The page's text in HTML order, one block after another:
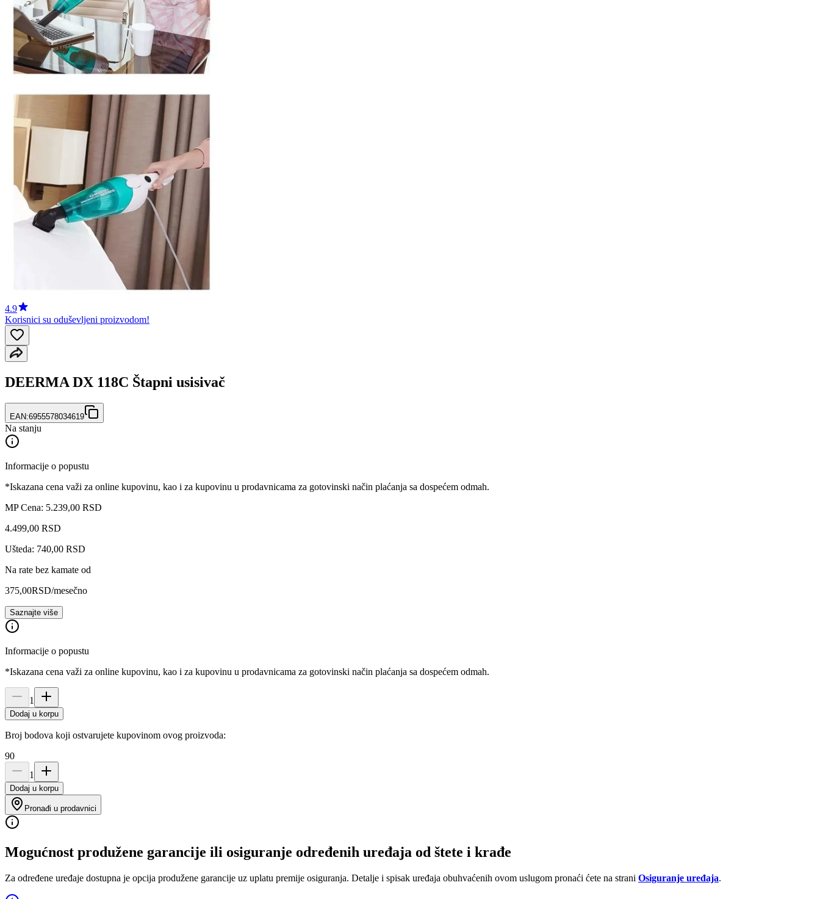
4.9
Korisnici su oduševljeni proizvodom!
DEERMA DX 118C Štapni usisivač
EAN:6955578034619
Na stanju
Informacije o popustu
*Iskazana cena važi za online kupovinu, kao i za kupovinu u prodavnicama za gotovinski način plaćanja sa dospećem odmah.
MP Cena: 5.239,00 RSD
4.499,00 RSD
Ušteda: 740,00 RSD
Na rate bez kamate od
375,00RSD/mesečno
Saznajte više
Informacije o popustu
*Iskazana cena važi za online kupovinu, kao i za kupovinu u prodavnicama za gotovinski način plaćanja sa dospećem odmah.
1
Dodaj u korpu
Broj bodova koji ostvarujete kupovinom ovog proizvoda:
90
1
Dodaj u korpu
Pronađi u prodavnici
Mogućnost produžene garancije ili osiguranje određenih uređaja od štete i krađe
Za određene uređaje dostupna je opcija produžene garancije uz uplatu premije osiguranja. Detalje i spisak uređaja obuhvaćenih ovom uslugom pronaći ćete na strani Osiguranje uređaja.